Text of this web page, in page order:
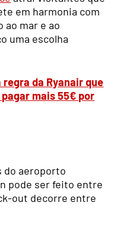
em harmonia com
ao mar e ao
uma escolha
regra da Ryanair que
mais 55€ por
do aeroporto
pode ser feito entre
out decorre entre